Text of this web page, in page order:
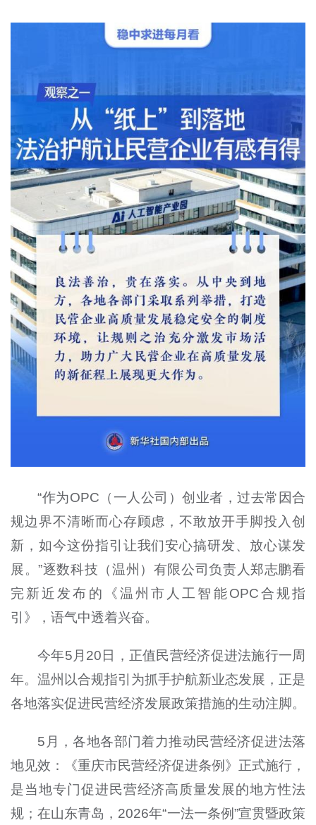
“作为OPC（一人公司）创业者，过去常因合
规边界不清晰而心存顾虑，不敢放开手脚投入创
新，如今这份指引让我们安心搞研发、放心谋发
展。”逐数科技（温州）有限公司负责人郑志鹏看
完新近发布的《温州市人工智能OPC合规指
引》，语气中透着兴奋。
今年5月20日，正值民营经济促进法施行一周
年。温州以合规指引为抓手护航新业态发展，正是
各地落实促进民营经济发展政策措施的生动注脚。
5月，各地各部门着力推动民营经济促进法落
地见效：《重庆市民营经济促进条例》正式施行，
是当地专门促进民营经济高质量发展的地方性法
规；在山东青岛，2026年“一法一条例”宣贯暨政策